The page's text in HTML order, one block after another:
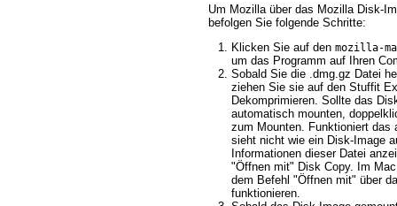
Um Mozilla über das Mozilla Disk-
befolgen Sie folgende Schritte:
Klicken Sie auf den mozilla-
um das Programm auf Ihren
Sobald Sie die .dmg.gz Datei
ziehen Sie sie auf den Stuffit
Dekomprimieren. Sollte das
automatisch mounten,
zum Mounten. Funktioniert das
sieht nicht wie ein Disk-Image
Informationen dieser Datei
"Öffnen mit" Disk Copy. Im
dem Befehl "Öffnen mit" über
funktionieren.